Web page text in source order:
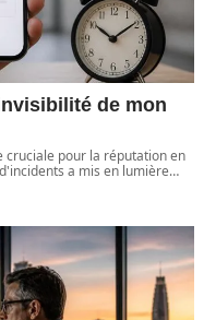
de mon
cruciale pour la réputation en
a mis en lumière…